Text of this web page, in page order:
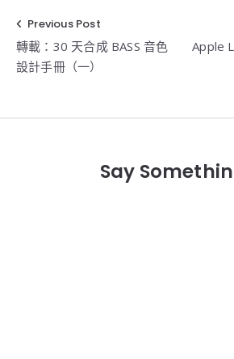
文
章
Previous Post
轉載：30 天合成 BASS 音色
設計手冊（一）
Apple
Say